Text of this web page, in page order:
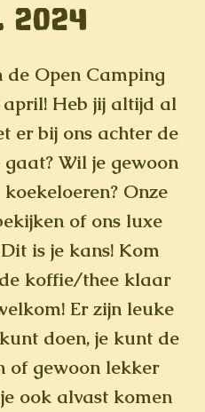
2024
de Open Camping
Heb jij altijd al
er bij ons achter de
Wil je gewoon
Onze
of ons luxe
is je kans! Kom
koffie/thee klaar
Er zijn leuke
doen, je kunt de
of gewoon lekker
ook alvast komen